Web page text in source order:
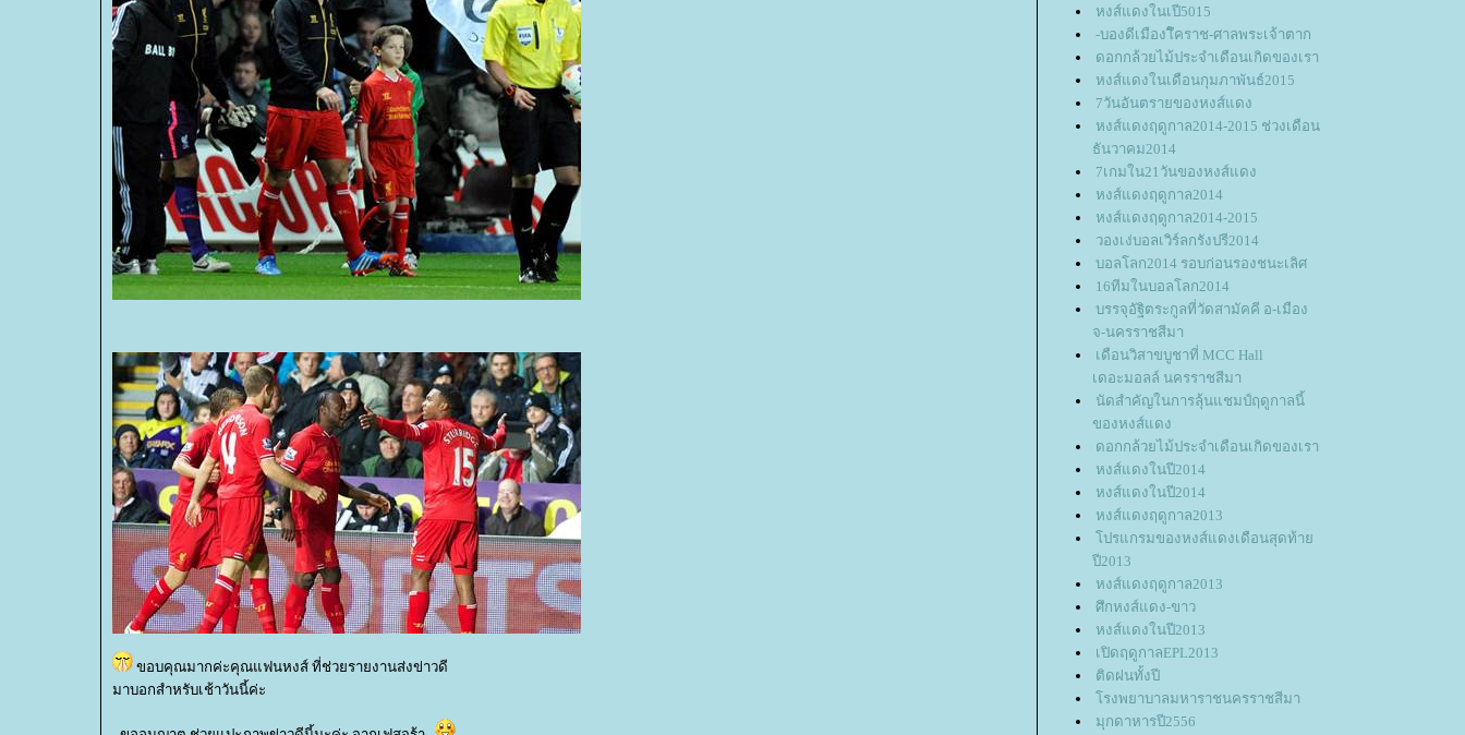
ขอบคุณมากค่ะคุณแฟนหงส์ ที่ช่วยรายงานส่งข่าวดี
มาบอกสำหรับเช้าวันนี้ค่ะ
หงส์แดงในเปี5015
-บองดีเมืองโึคราช-ศาลพระเจ้าตาก
ดอกกล้วยไม้ประจำเดือนเกิดของเรา
หงส์แดงในเดือนกุมภาพันธ์2015
7วันอันตรายของหงส์แดง
หงส์แดงฤดูกาล2014-2015 ช่วงเดือน
ธันวาคม2014
7เกมใน21วันของหงส์แดง
หงส์แดงฤดูกาล2014
หงส์แดงฤดูกาล2014-2015
วองเง่บอลเวิร์ลกรังปรี2014
บอลโลก2014 รอบก่อนรองชนะเลิศ
16ทีมในบอลโลก2014
บรรจุอัฐิตระกูลที่วัดสามัคคี อ-เมือง
จ-นครราชสีมา
เดือนวิสาขบูชาที่ MCC Hall
เดอะมอลล์ นครราชสีมา
นัดสำคัญในการลุ้นแชมป์ฤดูกาลนี้
ของหงส์แดง
ดอกกล้วยไม้ประจำเดือนเกิดของเรา
หงส์แดงในปี2014
หงส์แดงในปี2014
หงส์แดงฤดูกาล2013
ปรแกรมของหงส์แดงเดือนสุดท้า
ปี2013
หงส์แดงฤดูกาล2013
ศึกหงส์แดง-ขาว
หงส์แดงในปี2013
เปิดฤดูกาลEPL2013
ติดฝนทั้งปี
รงพยาบาลมหาราชนครราชสีมา
มุกดาหารปี2556